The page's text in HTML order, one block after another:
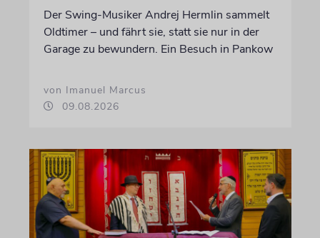
Der Swing-Musiker Andrej Hermlin sammelt
Oldtimer – und fährt sie, statt sie nur in der
Garage zu bewundern. Ein Besuch in Pankow
von Imanuel Marcus
09.08.2026